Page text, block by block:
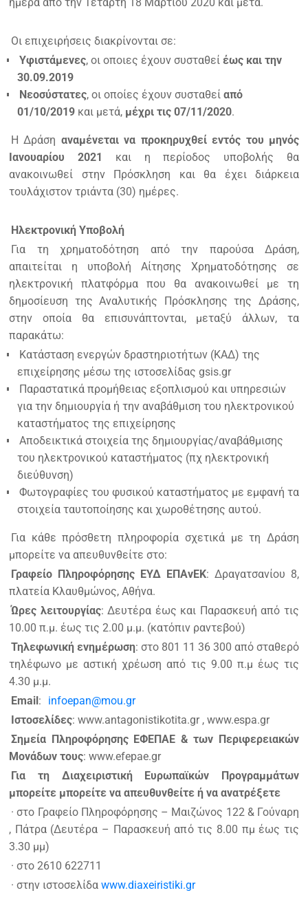
Οι επιχειρήσεις διακρίνονται σε:
Υφιστάμενες, οι οποιες έχουν συσταθεί έως και την
30.09.2019
Νεοσύστατες, οι οποίες έχουν συσταθεί από
01/10/2019 και μετά, μέχρι τις 07/11/2020.
Η Δράση αναμένεται να προκηρυχθεί εντός του μηνός
Ιανουαρίου 2021 και η περίοδος υποβολής θα
ανακοινωθεί στην Πρόσκληση και θα έχει διάρκεια
τουλάχιστον τριάντα (30) ημέρες.
Ηλεκτρονική Υποβολή
Για τη χρηματοδότηση από την παρούσα Δράση,
απαιτείται η υποβολή Αίτησης Χρηματοδότησης σε
ηλεκτρονική πλατφόρμα που θα ανακοινωθεί με τη
δημοσίευση της Αναλυτικής Πρόσκλησης της Δράσης,
στην οποία θα επισυνάπτονται, μεταξύ άλλων, τα
παρακάτω:
Κατάσταση ενεργών δραστηριοτήτων (ΚΑΔ) της
επιχείρησης μέσω της ιστοσελίδας gsis.gr
Παραστατικά προμήθειας εξοπλισμού και υπηρεσιών
για την δημιουργία ή την αναβάθμιση του ηλεκτρονικού
καταστήματος της επιχείρησης
Αποδεικτικά στοιχεία της δημιουργίας/αναβάθμισης
του ηλεκτρονικού καταστήματος (πχ ηλεκτρονική
διεύθυνση)
Φωτογραφίες του φυσικού καταστήματος με εμφανή τα
στοιχεία ταυτοποίησης και χωροθέτησης αυτού.
Για κάθε πρόσθετη πληροφορία σχετικά με τη Δράση
μπορείτε να απευθυνθείτε στο:
Γραφείο Πληροφόρησης ΕΥΔ ΕΠΑνΕΚ: Δραγατσανίου 8,
πλατεία Κλαυθμώνος, Αθήνα.
Ώρες λειτουργίας: Δευτέρα έως και Παρασκευή από τις
10.00 π.μ. έως τις 2.00 μ.μ. (κατόπιν ραντεβού)
Τηλεφωνική ενημέρωση: στο 801 11 36 300 από σταθερό
τηλέφωνο με αστική χρέωση από τις 9.00 π.μ έως τις
4.30 μ.μ.
Εmail:
infoepan@mou.gr
Ιστοσελίδες: www.antagonistikotita.gr , www.espa.gr
Σημεία Πληροφόρησης ΕΦΕΠΑΕ & των Περιφερειακών
Μονάδων τους: www.efepae.gr
Για τη Διαχειριστική Ευρωπαϊκών Προγραμμάτων
μπορείτε μπορείτε να απευθυνθείτε ή να ανατρέξετε
· στο Γραφείο Πληροφόρησης – Μαιζώνος 122 & Γούναρη
, Πάτρα (Δευτέρα – Παρασκευή από τις 8.00 πµ έως τις
3.30 µµ)
· στο 2610 622711
· στην ιστοσελίδα www.diaxeiristiki.gr